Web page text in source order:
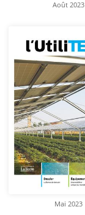
Août 2023
Mai 2023